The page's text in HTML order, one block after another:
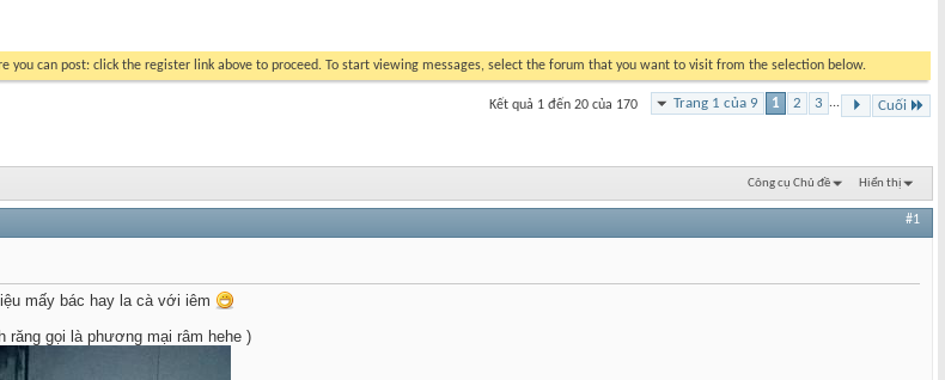
you can post: click the register link above to proceed. To start viewing messages, select the forum that you want to visit from the selection below.
Trang 1 của 9 1 2 3 ... Cuối
Kết quả 1 đến 20 của 170
Công cụ Chủ đề Hiển thị
#1
mấy bác hay la cà với iêm
răng gọi là phương mại râm hehe )